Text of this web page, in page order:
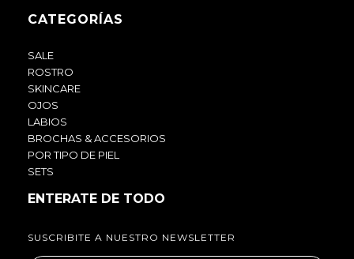
CATEGORÍAS
SALE
ROSTRO
SKINCARE
OJOS
LABIOS
BROCHAS & ACCESORIOS
POR TIPO DE PIEL
SETS
ENTERATE DE TODO
SUSCRIBITE A NUESTRO NEWSLETTER